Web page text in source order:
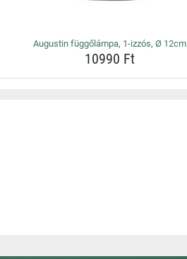
Augustin függőlámpa, 1-izzós, Ø 12cm
10990 Ft